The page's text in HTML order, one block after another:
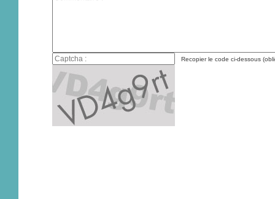
Recopier le code ci-dessous